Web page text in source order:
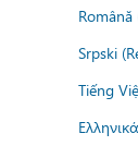
Română
Srpski
Tiếng